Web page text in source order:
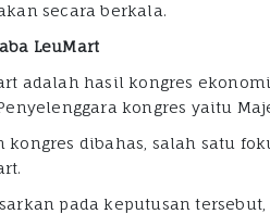
secara berkala.
LeuMart
adalah hasil kongres
kongres yaitu
kongres dibahas, salah satu
pada keputusan